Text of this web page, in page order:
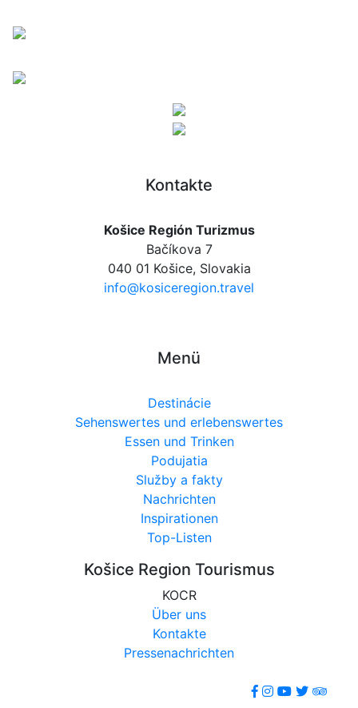
Kontakte
Košice Región Turizmus
Bačíkova 7
040 01 Košice, Slovakia
info@kosiceregion.travel
Menü
Destinácie
Sehenswertes und erlebenswertes
Essen und Trinken
Podujatia
Služby a fakty
Nachrichten
Inspirationen
Top-Listen
Košice Region Tourismus
KOCR
Über uns
Kontakte
Pressenachrichten